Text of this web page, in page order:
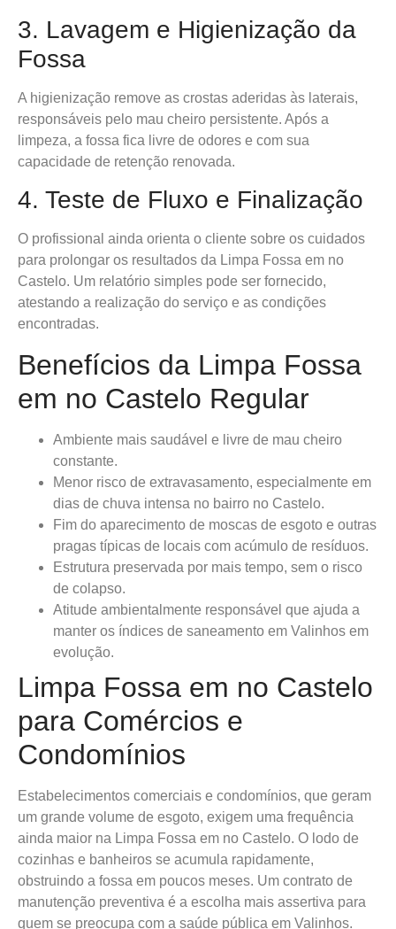
3. Lavagem e Higienização da
Fossa
A higienização remove as crostas aderidas às laterais,
responsáveis pelo mau cheiro persistente. Após a
limpeza, a fossa fica livre de odores e com sua
capacidade de retenção renovada.
4. Teste de Fluxo e Finalização
O profissional ainda orienta o cliente sobre os cuidados
para prolongar os resultados da Limpa Fossa em no
Castelo. Um relatório simples pode ser fornecido,
atestando a realização do serviço e as condições
encontradas.
Benefícios da Limpa Fossa
em no Castelo Regular
Ambiente mais saudável e livre de mau cheiro
constante.
Menor risco de extravasamento, especialmente em
dias de chuva intensa no bairro no Castelo.
Fim do aparecimento de moscas de esgoto e outras
pragas típicas de locais com acúmulo de resíduos.
Estrutura preservada por mais tempo, sem o risco
de colapso.
Atitude ambientalmente responsável que ajuda a
manter os índices de saneamento em Valinhos em
evolução.
Limpa Fossa em no Castelo
para Comércios e
Condomínios
Estabelecimentos comerciais e condomínios, que geram
um grande volume de esgoto, exigem uma frequência
ainda maior na Limpa Fossa em no Castelo. O lodo de
cozinhas e banheiros se acumula rapidamente,
obstruindo a fossa em poucos meses. Um contrato de
manutenção preventiva é a escolha mais assertiva para
quem se preocupa com a saúde pública em Valinhos.